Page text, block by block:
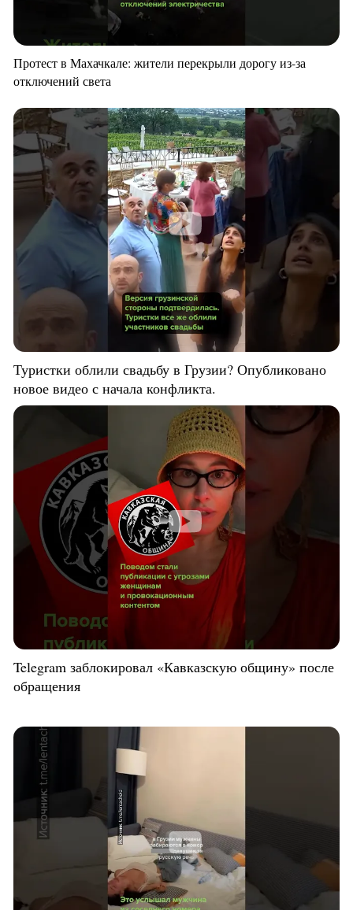
Протест в Махачкале: жители перекрыли дорогу из-за
отключений света
Туристки облили свадьбу в Грузии? Опубликовано
новое видео с начала конфликта.
Telegram заблокировал «Кавказскую общину» после
обращения